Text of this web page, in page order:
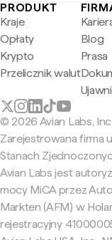
PRODUKT
Kraje
Opłaty
Krypto
Przelicznik walut
Blog
Prasa
© 2026 Avian Labs, Inc
Zarejestrowana firma
Stanach
Avian Labs jest
mocy MiCA przez
Markten (AFM) w
rejestracyjny